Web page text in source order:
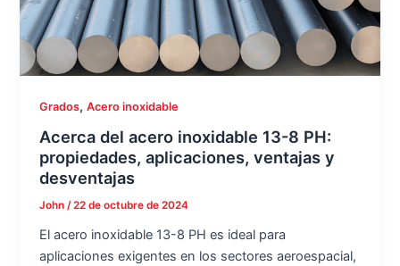
Grados,Acero inoxidable
Acerca del acero inoxidable 13-8 PH:
propiedades, aplicaciones, ventajas y
desventajas
John/22 de octubre de 2024
El acero inoxidable 13-8 PH es ideal para
aplicaciones exigentes en los sectores aeroespacial,